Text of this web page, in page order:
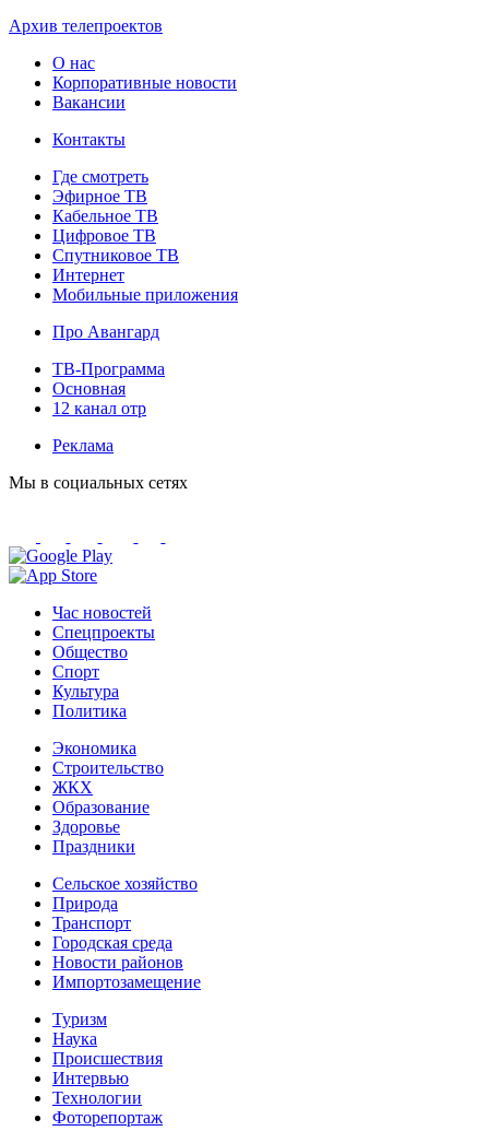
Архив телепроектов
О нас
Корпоративные новости
Вакансии
Контакты
Где смотреть
Эфирное ТВ
Кабельное ТВ
Цифровое ТВ
Спутниковое ТВ
Интернет
Мобильные приложения
Про Авангард
ТВ-Программа
Основная
12 канал отр
Реклама
Мы в социальных сетях
Час новостей
Спецпроекты
Общество
Спорт
Культура
Политика
Экономика
Строительство
ЖКХ
Образование
Здоровье
Праздники
Сельское хозяйство
Природа
Транспорт
Городская среда
Новости районов
Импортозамещение
Туризм
Наука
Происшествия
Интервью
Технологии
Фоторепортаж